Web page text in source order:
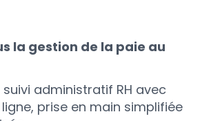
la gestion de la paie au
administratif RH avec
prise en main simplifiée